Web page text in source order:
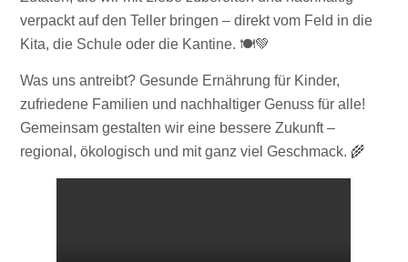
verpackt auf den Teller bringen – direkt vom Feld in die
Kita, die Schule oder die Kantine. 🍽️💚
Was uns antreibt? Gesunde Ernährung für Kinder,
zufriedene Familien und nachhaltiger Genuss für alle!
Gemeinsam gestalten wir eine bessere Zukunft –
regional, ökologisch und mit ganz viel Geschmack. 🌾